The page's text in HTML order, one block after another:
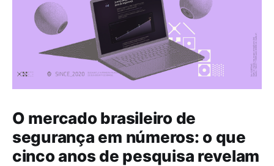
O mercado brasileiro de
segurança em números: o que
cinco anos de pesquisa revelam